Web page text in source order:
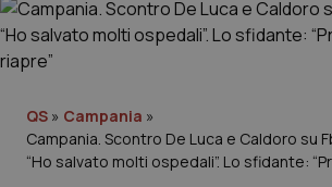
Cronache
Governo e Parlamento
Regioni e Asl
QS » Campania »
Campania. Scontro De Luca e Caldoro su
“Ho salvato molti ospedali”. Lo sfidante: